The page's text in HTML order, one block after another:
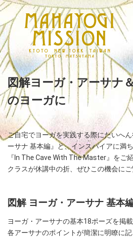
図解ヨーガ・アーサナ
のヨーガに
ご自宅でヨーガを実践する際にたいへ
ーサナ 基本編』と、インスパイアに満
『In The Cave With The Master』をご
クラスが休講中の折、ぜひこの機会にご
図解 ヨーガ・アーサナ 基本
ヨーガ・アーサナの基本18ポーズを掲載
各アーサナのポイントが簡潔に明瞭に